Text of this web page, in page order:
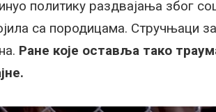
политику раздвајања због
са породицама. Стручњаци
Ране које оставља тако